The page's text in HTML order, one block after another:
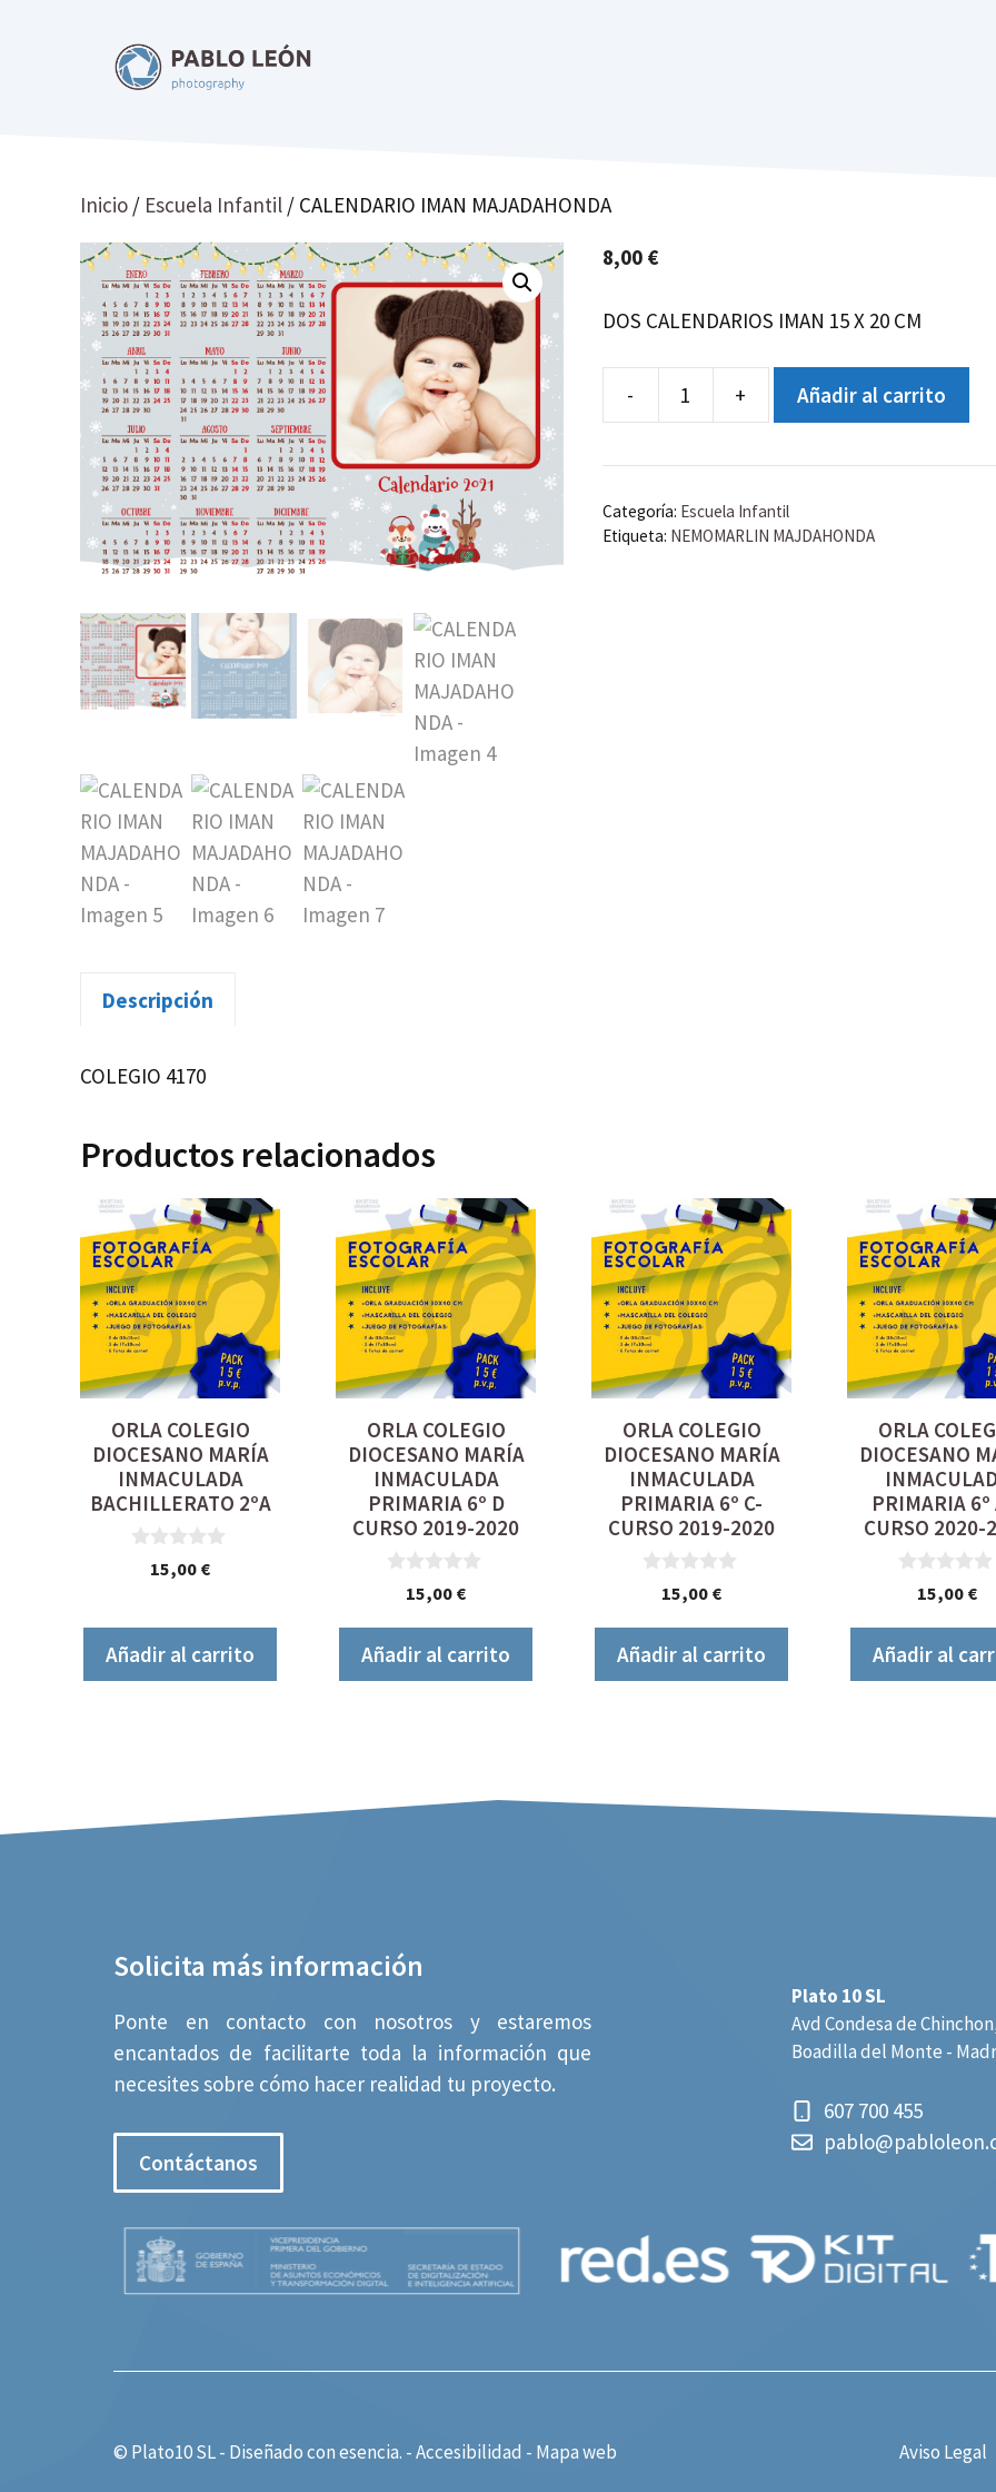
Inicio / Escuela Infantil / CALENDARIO IMAN MAJADAHONDA
8,00 €
DOS CALENDARIOS IMAN 15 X 20 CM
-
CALENDARIO
MAJADAHONDA
cantidad
+ Añadir al carrito
Categoría: Escuela Infantil
Etiqueta: NEMOMARLIN MAJDAHONDA
Descripción
COLEGIO 4170
Productos relacionados
ORLA COLEGIO
DIOCESANO MARÍA
INMACULADA
BACHILLERATO 2ºA
15,00 €
Añadir al carrito
ORLA COLEGIO
DIOCESANO MARÍA
INMACULADA
PRIMARIA 6º D
CURSO 2019-2020
15,00 €
Añadir al carrito
ORLA COLEGIO
DIOCESANO MARÍA
INMACULADA
PRIMARIA 6º C-
CURSO 2019-2020
15,00 €
Añadir al carrito
ORLA
DIOCESANO
PRIMARIA 6º
CURSO 2020-
15,00 €
Añadir al
Solicita más información
Ponte en contacto con nosotros y estaremos
encantados de facilitarte toda la información que
necesites sobre cómo hacer realidad tu proyecto.
Contáctanos
Plato 10 SL
Avd Condesa de
Boadilla del Monte -
607 700 455
© Plato10 SL - Diseñado conesencia. -Accesibilidad - Mapa web Aviso Legal